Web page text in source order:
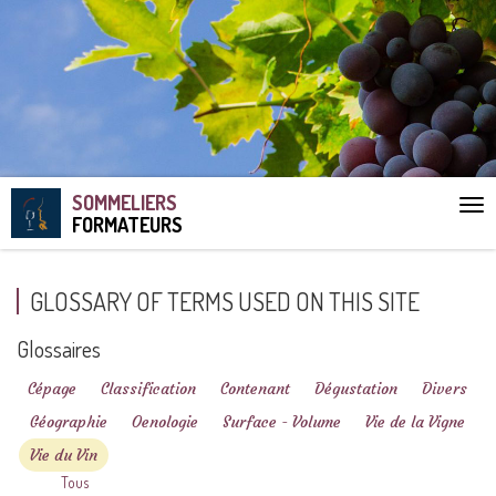
SOMMELIERS
FORMATEURS
GLOSSARY OF TERMS USED ON THIS SITE
Glossaires
Cépage Classification Contenant Dégustation
Divers
Géographie
Oenologie Surface - Volume
Vie de la Vigne
Vie du Vin
Tous